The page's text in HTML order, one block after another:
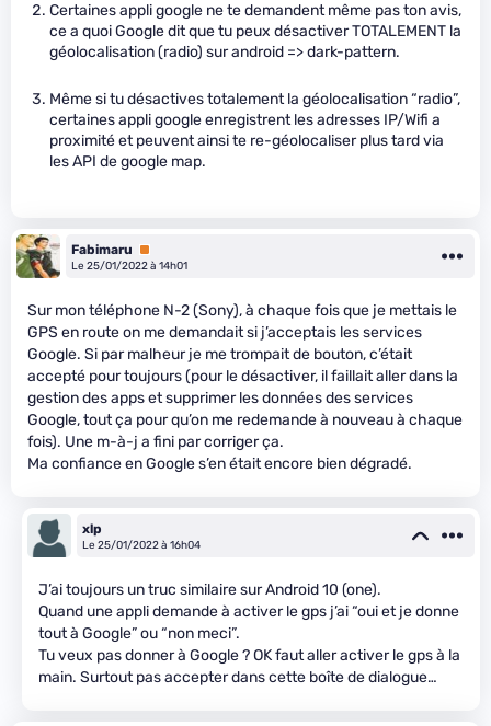
Certaines appli google ne te demandent même pas ton avis,
ce a quoi Google dit que tu peux désactiver TOTALEMENT la
géolocalisation (radio) sur android => dark-pattern.
Même si tu désactives totalement la géolocalisation “radio”,
certaines appli google enregistrent les adresses IP/Wifi a
proximité et peuvent ainsi te re-géolocaliser plus tard via
les API de google map.
Fabimaru
Premium
Le 25/01/2022 à 14h01
Sur mon téléphone N-2 (Sony), à chaque fois que je mettais le
GPS en route on me demandait si j’acceptais les services
Google. Si par malheur je me trompait de bouton, c’était
accepté pour toujours (pour le désactiver, il faillait aller dans la
gestion des apps et supprimer les données des services
Google, tout ça pour qu’on me redemande à nouveau à chaque
fois). Une m-à-j a fini par corriger ça.
Ma confiance en Google s’en était encore bien dégradé.
xlp
Le 25/01/2022 à 16h04
J’ai toujours un truc similaire sur Android 10 (one).
Quand une appli demande à activer le gps j’ai “oui et je donne
tout à Google” ou “non meci”.
Tu veux pas donner à Google ? OK faut aller activer le gps à la
main. Surtout pas accepter dans cette boîte de dialogue…